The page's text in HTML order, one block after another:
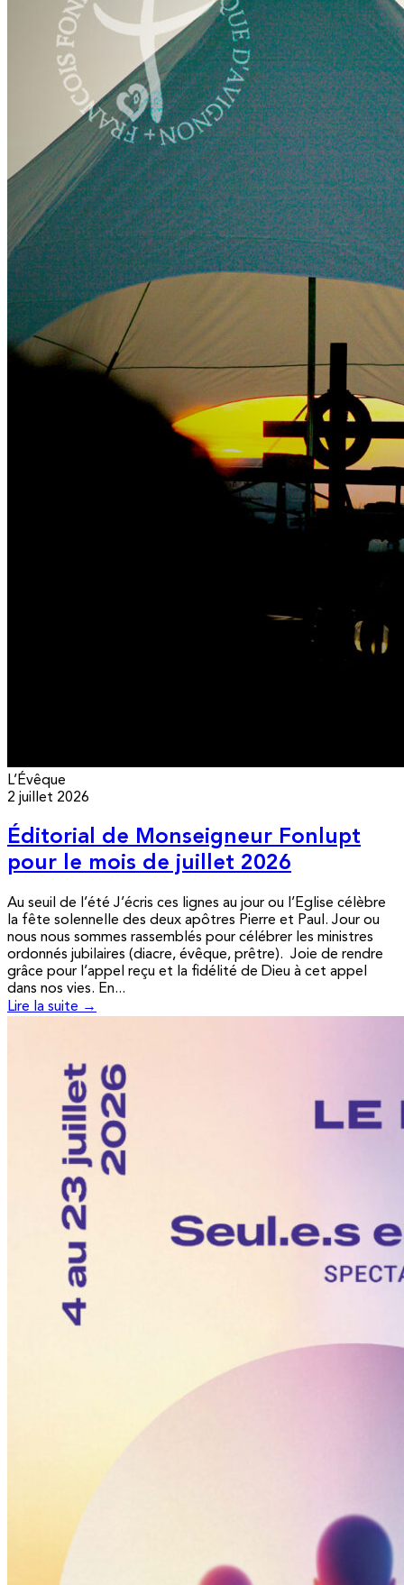
L’Évêque
2 juillet 2026
Éditorial de Monseigneur Fonlupt
pour le mois de juillet 2026
Au seuil de l’été J’écris ces lignes au jour ou l’Eglise célèbre
la fête solennelle des deux apôtres Pierre et Paul. Jour ou
nous nous sommes rassemblés pour célébrer les ministres
ordonnés jubilaires (diacre, évêque, prêtre). Joie de rendre
grâce pour l’appel reçu et la fidélité de Dieu à cet appel
dans nos vies. En...
Lire la suite →